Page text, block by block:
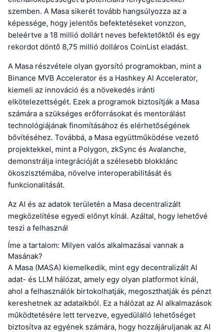
szemben. A Masa sikerét tovább hangsúlyozza az a
képessége, hogy jelentős befektetéseket vonzzon,
beleértve a 18 millió dollárt neves befektetőktől és egy
rekordot döntő 8,75 millió dolláros CoinList eladást.
A Masa részvétele olyan gyorsító programokban, mint a
Binance MVB Accelerator és a Hashkey AI Accelerator,
kiemeli az innováció és a növekedés iránti
elkötelezettségét. Ezek a programok biztosítják a Masa
számára a szükséges erőforrásokat és mentorálást
technológiájának finomításához és elérhetőségének
bővítéséhez. Továbbá, a Masa együttműködése vezető
projektekkel, mint a Polygon, zkSync és Avalanche,
demonstrálja integrációját a szélesebb blokklánc
ökoszisztémába, növelve interoperabilitását és
funkcionalitását.
Az AI és az adatok területén a Masa decentralizált
megközelítése egyedi előnyt kínál. Azáltal, hogy lehetővé
teszi a felhasznál
Íme a tartalom: Milyen valós alkalmazásai vannak a
Masának?
A Masa (MASA) kiemelkedik, mint egy decentralizált AI
adat- és LLM hálózat, amely egy olyan platformot kínál,
ahol a felhasználók birtokolhatják, megoszthatják és pénzt
kereshetnek az adataikból. Ez a hálózat az AI alkalmazások
működtetésére lett tervezve, egyedülálló lehetőséget
biztosítva az egyének számára, hogy hozzájáruljanak az AI